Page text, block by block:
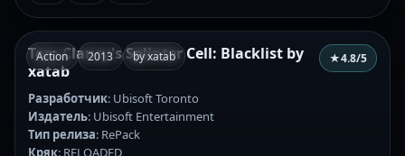
Action 2013 by xatab
Tom Clancy's Splinter Cell: Blacklist by
xatab
★4.8/5
Разработчик: Ubisoft Toronto
Издатель: Ubisoft Entertainment
Тип релиза: RePack
Кряк: RELOADED